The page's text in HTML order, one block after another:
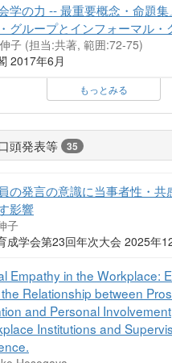
会学の力 -- 最重要概念・命題
グループとインフォーマル・
子 (担当:共著, 範囲:72-75)
2017年6月
もっとみる
頭発表等 35
の発言の意識に当事者性・共
影響
子
成学会第23回年次大会 2025年
Empathy in the Workplace:
Relationship between
and Personal
Institutions and